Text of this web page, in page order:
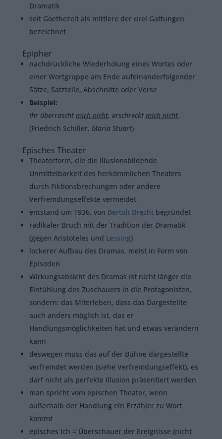
Dramatik
seit Goethezeit als mittlere der drei Gattungen
bezeichnet
Epipher
nachdrückliche Wiederholung eines Wortes oder
einer Wortgruppe am Ende aufeinanderfolgender
Sätze, Satzteile, Abschnitte oder Verse
Beispiel:
Ihr überrascht mich nicht, erschreckt mich nicht.
(Friedrich Schiller, Maria Stuart)
Episches Theater
Theaterform, die die illusionsbildende
Unmittelbarkeit des herkömmlichen Theaters
durch Fiktionsbrechungen oder andere
Verfremdungseffekte vermeidet
entstand um 1936, von Bertolt Brechtbegründet
radikaler Bruch mit der Tradition der Dramatik
(gegen Aristoteles und Lessing)
lockerer Aufbau des Dramas, meist in Form von
Episoden
Wirkungsabsicht des Dramas ist nicht länger die
Einfühlung des Zuschauers in die Protagonisten,
sondern: das Miterleben, dass das Dargestellte
auch anders möglich ist, das er
Handlungsmöglichkeiten hat und etwas verändern
kann
deswegen muss das auf der Bühne dargestellte
verfremdet werden (siehe Verfremdungseffekt), es
darf nicht als perfekte Illusion präsentiert werden
man spricht vom epischen Theater, wenn
außerhalb der Handlung ein Erzähler zu Wort
kommt
episches Ich = Überschauer der Ereignisse (nicht